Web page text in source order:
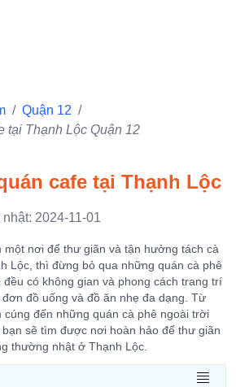
/ Quận 12 /
tại Thạnh Lộc Quận 12
cafe tại Thạnh Lộc
nhật: 2024-11-01
một nơi để thư giãn và tận hưởng tách cà
Lộc, thì đừng bỏ qua những quán cà phê
có không gian và phong cách trang trí
đồ uống và đồ ăn nhẹ đa dạng. Từ
cúng đến những quán cà phê ngoài trời
sẽ tìm được nơi hoàn hảo để thư giãn
thường nhật ở Thạnh Lộc.